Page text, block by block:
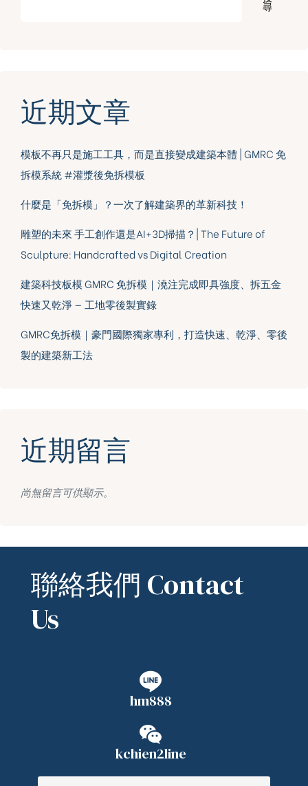
尋
近期文章
模板不再只是施工工具，而是直接變成建築本體 | GMRC 免
拆模系統 #灌漿後免拆模板
什麼是「免拆模」？一次了解建築界的革新科技！
雕塑的未來 手工創作還是AI+3D掃描？| The Future of
Sculpture: Handcrafted vs Digital Creation
建築科技板模 GMRC 免拆模｜澆注完成即具強度、拆五金
快速又乾淨 — 工地零後製實錄
GMRC免拆模｜豪門國際獨家專利，打造快速、乾淨、零後
製的建築新工法
近期留言
尚無留言可供顯示。
聯絡我們 Contact
Us
hm888
kchien2line